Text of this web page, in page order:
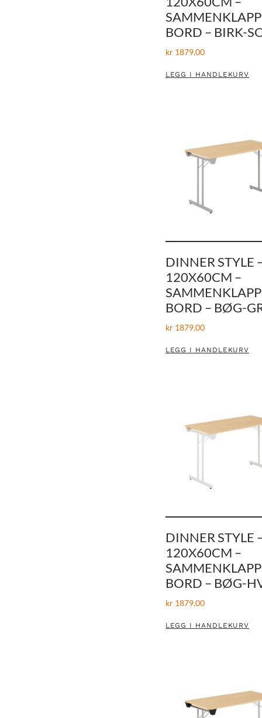
BORD – BIRK-
kr1879,00
LEGG I HANDLEKURV
DINNER STYLE
120X60CM –
BORD – BØG-
kr1879,00
LEGG I HANDLEKURV
DINNER STYLE
120X60CM –
BORD – BØG-
kr1879,00
LEGG I HANDLEKURV